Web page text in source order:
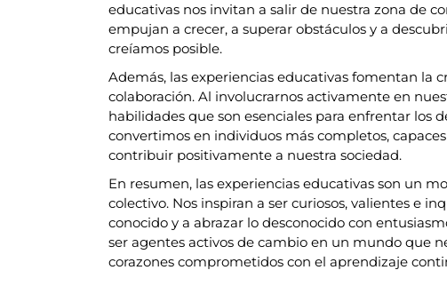
educativas nos invitan a salir de nuestra zona de
empujan a crecer, a superar obstáculos y a
creíamos posible.
Además, las experiencias educativas fomentan la
colaboración. Al involucrarnos activamente en
habilidades que son esenciales para enfrentar los
convertimos en individuos más completos,
contribuir positivamente a nuestra sociedad.
En resumen, las experiencias educativas son un
colectivo. Nos inspiran a ser curiosos, valientes e
conocido y a abrazar lo desconocido con
ser agentes activos de cambio en un mundo que
corazones comprometidos con el aprendizaje